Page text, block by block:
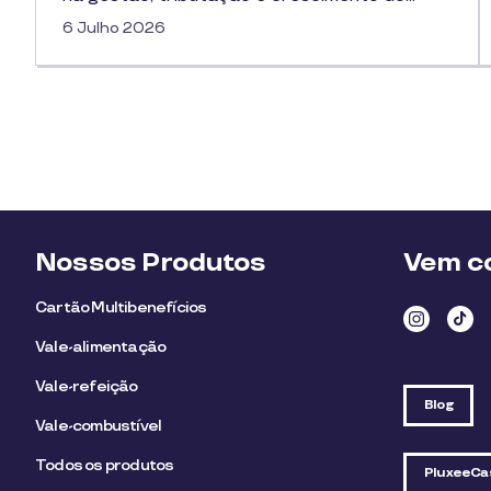
6 Julho 2026
Nossos Produtos
Cartão Multibenefícios
Vale-alimentação
Vale-refeição
Vale-combustível
Todos os produtos
Vem
Blog